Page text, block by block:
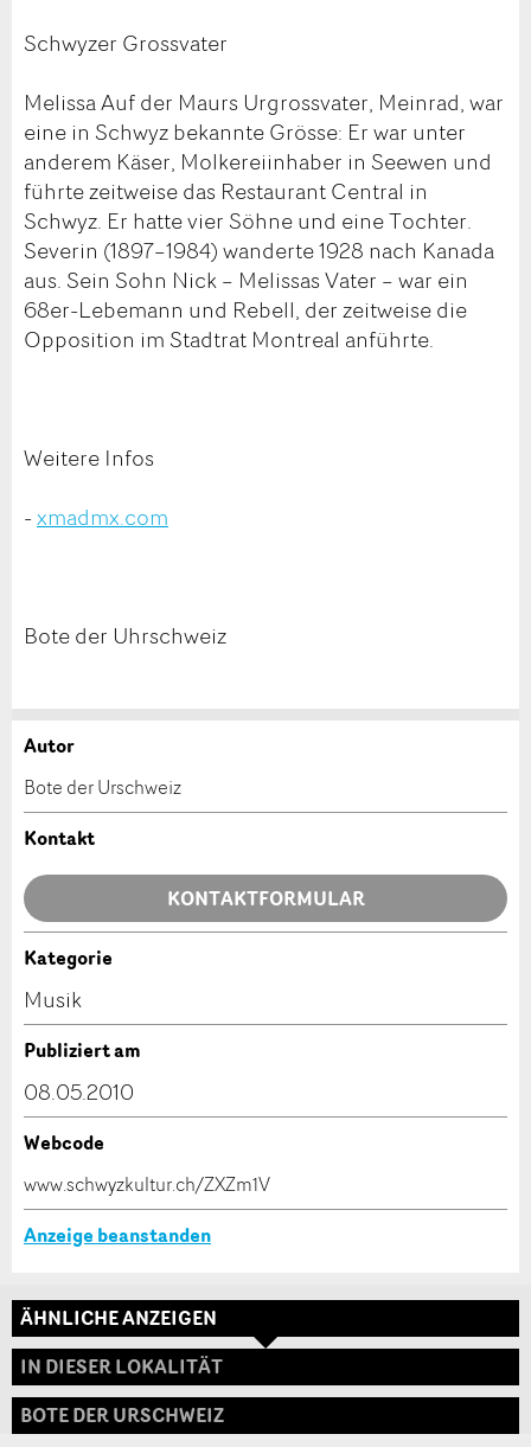
Schwyzer Grossvater
Melissa Auf der Maurs Urgrossvater, Meinrad, war
eine in Schwyz bekannte Grösse: Er war unter
anderem Käser, Molkereiinhaber in Seewen und
führte zeitweise das Restaurant Central in
Schwyz. Er hatte vier Söhne und eine Tochter.
Severin (1897–1984) wanderte 1928 nach Kanada
aus. Sein Sohn Nick – Melissas Vater – war ein
68er-Lebemann und Rebell, der zeitweise die
Opposition im Stadtrat Montreal anführte.
Weitere Infos
-xmadmx.com
Bote der Uhrschweiz
Anzeige beanstanden
Ihr Feedback wird sehr geschätzt!
Allgemeines Feedback
Anzeige nicht mehr gültig
Anzeige unvollständig
* Eingabe erforderlich
Anzeige weiterempfehlen
Empfehlen Sie diese Anzeige an Freunde weiter.
* Eingabe erforderlich
Autor
Bote der Urschweiz
Kontakt
KONTAKTFORMULAR
Kontakt
Verfassen Sie eine Nachricht für die Kontaktpersonen
Adresse
Kategorie
Musik
Publiziert am
08.05.2010
Webcode
www.schwyzkultur.ch/ZXZm1V
Anzeige beanstanden
ÄHNLICHE ANZEIGEN
IN DIESER LOKALITÄT
BOTE DER URSCHWEIZ